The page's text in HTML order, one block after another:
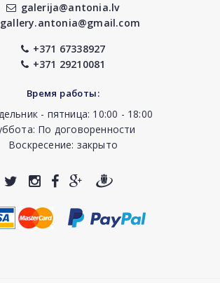
galerija@antonia.lv
gallery.antonia@gmail.com
+371 67338927
+371 29210081
Время работы:
- пятница: 10:00 - 18:00
По договоренности
Воскресение: закрыто